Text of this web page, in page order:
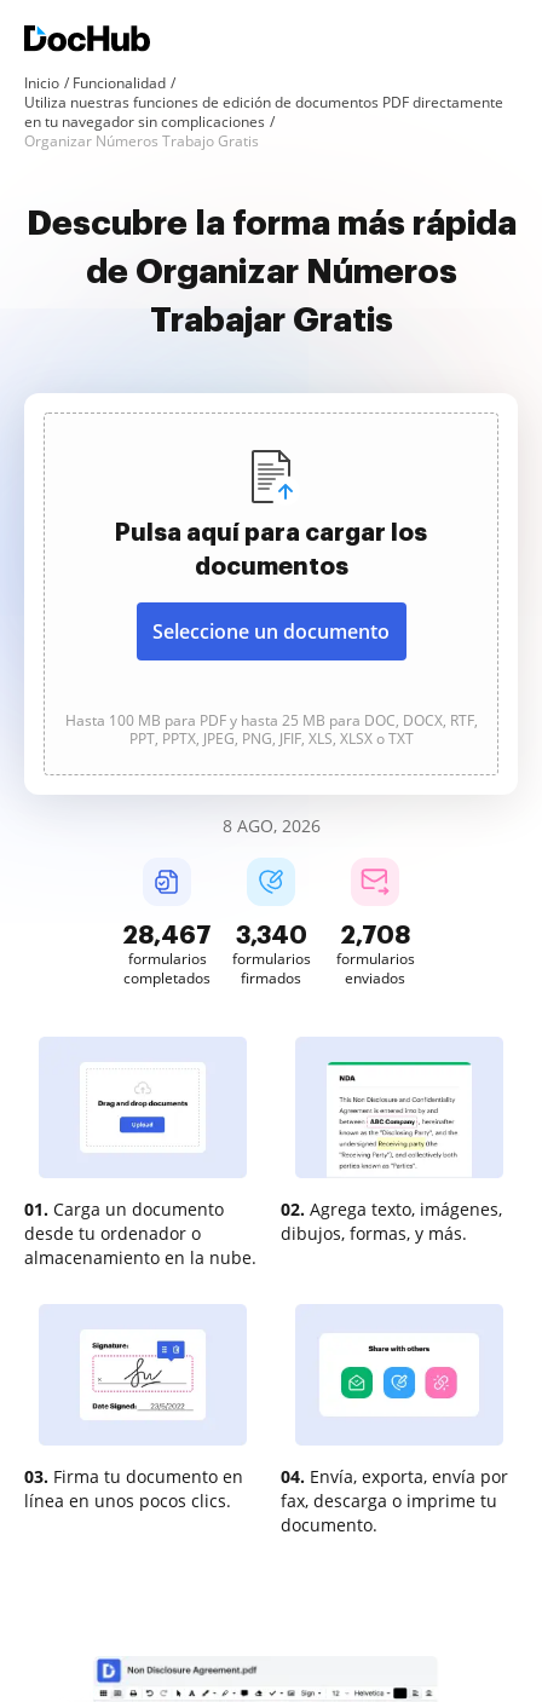
Inicio
Funcionalidad
Utiliza nuestras funciones de edición de documentos PDF directamente
en tu navegador sin complicaciones
Organizar Números Trabajo Gratis
Descubre la forma más rápida
de Organizar Números
Trabajar Gratis
Pulsa aquí para cargar los
documentos
Seleccione un documento
Hasta 100 MB para PDF y hasta 25 MB para DOC, DOCX, RTF,
PPT, PPTX, JPEG, PNG, JFIF, XLS, XLSX o TXT
8 AGO, 2026
28,468
formularios
completados
3,340
formularios
firmados
2,708
formularios
enviados
01. Carga un documento
desde tu ordenador o
almacenamiento en la nube.
02. Agrega texto, imágenes,
dibujos, formas, y más.
03. Firma tu documento en
línea en unos pocos clics.
04. Envía, exporta, envía por
fax, descarga o imprime tu
documento.